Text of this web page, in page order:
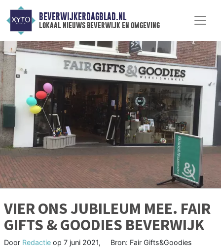
BEVERWIJKERDAGBLAD.NL
lokaal nieuws beverwijk en omgeving
VIER ONS JUBILEUM MEE. FAIR
GIFTS & GOODIES BEVERWIJK
Door Redactie op 7 juni 2021,
Bron: Fair Gifts&Goodies